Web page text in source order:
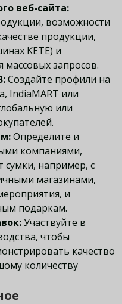
веб-сайта:
возможности
продукции,
KETE) и
запросов.
Создайте профили на
IndiaMART или
или
Определите и
компаниями,
сумки, например, с
магазинами,
и
подаркам.
Участвуйте в
чтобы
качество
количеству